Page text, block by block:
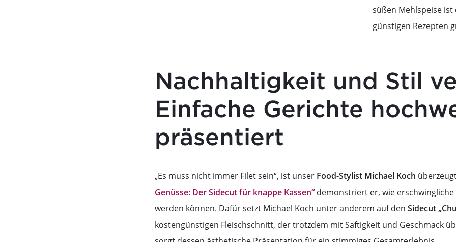
süßen Mehlspeise
günstigen Rezepten
Nachhaltigkeit und Stil
Einfache Gerichte
präsentiert
„Es muss nicht immer Filet sein“, ist unser Food-Stylist Michael Koch
Genüsse: Der Sidecut für knappe Kassen“ demonstriert er, wie
werden können. Dafür setzt Michael Koch unter anderem auf den Sidecut
kostengünstigen Fleischschnitt, der trotzdem mit Saftigkeit und Geschmack